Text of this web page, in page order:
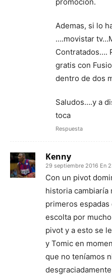
Ademas, si lo
….movistar
Contratados….
gratis con
dentro de dos
Saludos….y a
toca
Respuesta
Kenny
29 septiembre 2016 En
Con un pivot
historia
primeros espadas
escolta por
pivot y a esto se
y Tomic en
que no teníamos